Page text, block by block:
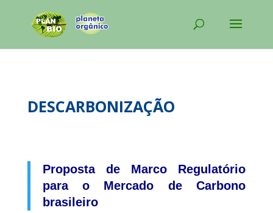
DESCARBONIZAÇÃO
Proposta de Marco Regulatório
para o Mercado de Carbono
brasileiro